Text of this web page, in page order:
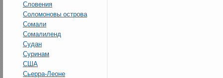
Словения
Соломоновы острова
Сомали
Сомалиленд
Судан
Суринам
США
Сьерра-Леоне